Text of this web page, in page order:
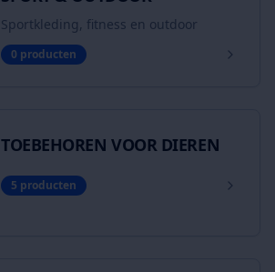
Sportkleding, fitness en outdoor
0 producten
TOEBEHOREN VOOR DIEREN
5 producten